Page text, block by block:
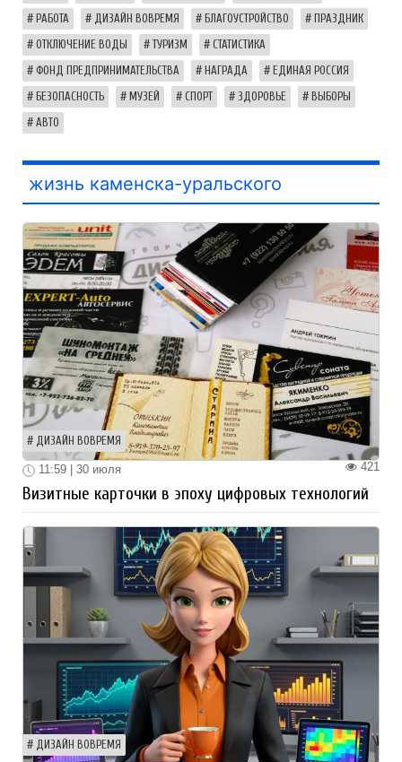
РАБОТА ДИЗАЙН ВОВРЕМЯ БЛАГОУСТРОЙСТВО ПРАЗДНИК
ОТКЛЮЧЕНИЕ ВОДЫ ТУРИЗМ СТАТИСТИКА
ФОНД ПРЕДПРИНИМАТЕЛЬСТВА НАГРАДА ЕДИНАЯ РОССИЯ
БЕЗОПАСНОСТЬ МУЗЕЙ СПОРТ ЗДОРОВЬЕ ВЫБОРЫ
АВТО
жизнь каменска-уральского
ДИЗАЙН ВОВРЕМЯ
421
11:59 | 30 июля
Визитные карточки в эпоху цифровых технологий
ДИЗАЙН ВОВРЕМЯ